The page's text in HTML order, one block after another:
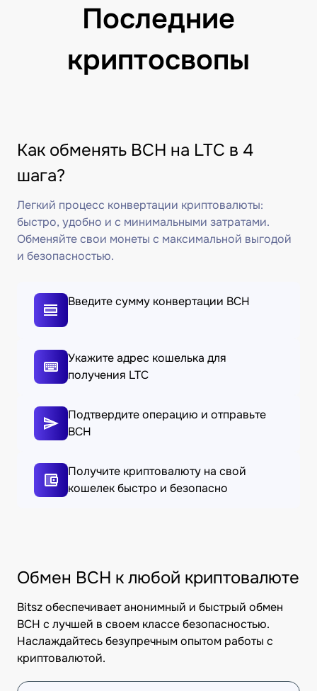
Последние
криптосвопы
Как обменять BCH на LTC в 4
шага?
Легкий процесс конвертации криптовалюты:
быстро, удобно и с минимальными затратами.
Обменяйте свои монеты с максимальной выгодой
и безопасностью.
Введите сумму конвертации BCH
Укажите адрес кошелька для
получения LTC
Подтвердите операцию и отправьте
BCH
Получите криптовалюту на свой
кошелек быстро и безопасно
Обмен BCH к любой криптовалюте
Bitsz обеспечивает анонимный и быстрый обмен
BCH с лучшей в своем классе безопасностью.
Наслаждайтесь безупречным опытом работы с
криптовалютой.